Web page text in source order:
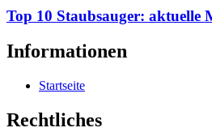
Top 10 Staubsauger: aktuelle
Informationen
Startseite
Rechtliches